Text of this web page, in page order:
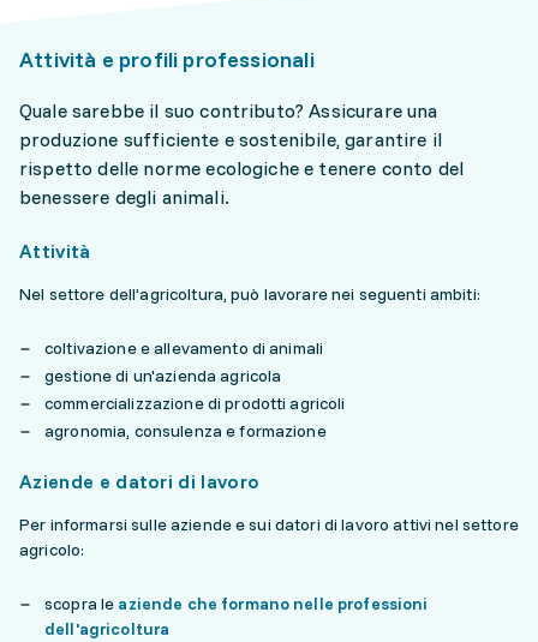
Attività e profili professionali
Quale sarebbe il suo contributo? Assicurare una
produzione sufficiente e sostenibile, garantire il
rispetto delle norme ecologiche e tenere conto del
benessere degli animali.
Attività
Nel settore dell’agricoltura, può lavorare nei seguenti ambiti:
coltivazione e allevamento di animali
gestione di un'azienda agricola
commercializzazione di prodotti agricoli
agronomia, consulenza e formazione
Aziende e datori di lavoro
Per informarsi sulle aziende e sui datori di lavoro attivi nel settore
agricolo:
scopra le aziende che formano nelle professioni
dell'agricoltura